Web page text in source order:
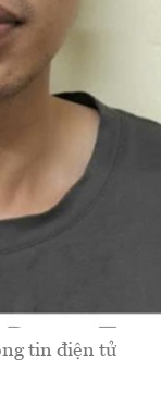
tin điện tử